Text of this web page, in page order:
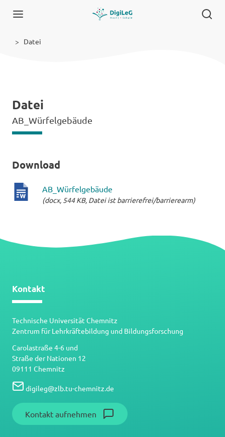
Datei
Datei
AB_Würfelgebäude
Download
AB_Würfelgebäude
(docx, 544 KB, Datei ist barrierefrei/barrierearm)
Kontakt
Technische Universität Chemnitz
Zentrum für Lehrkräftebildung und Bildungsforschung
Carolastraße 4-6 und
Straße der Nationen 12
09111 Chemnitz
digileg@zlb.tu-chemnitz.de
Kontakt aufnehmen